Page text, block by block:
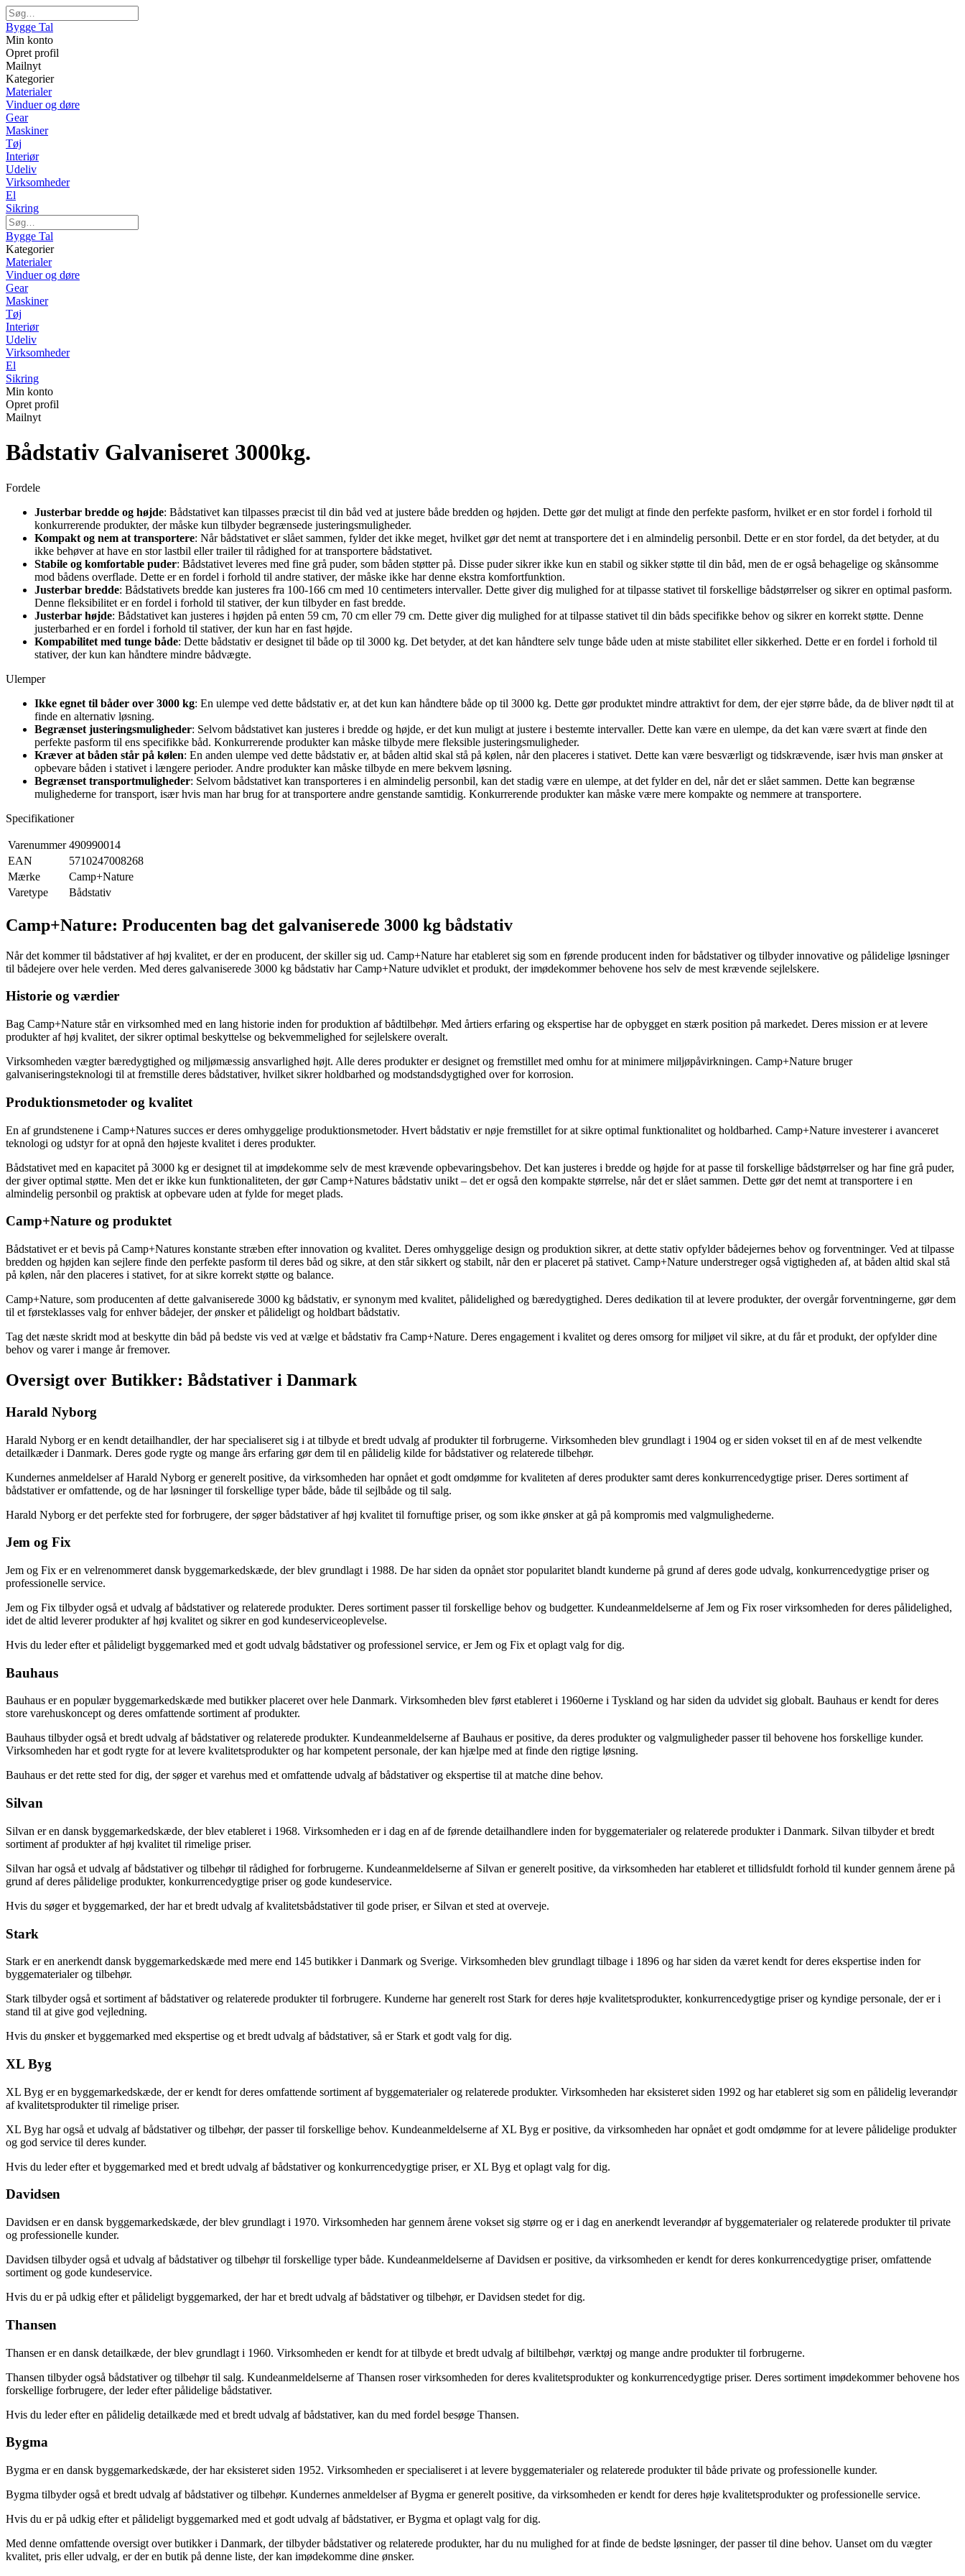
Bygge Tal
Min konto
Opret profil
Mailnyt
Kategorier
Materialer
Vinduer og døre
Gear
Maskiner
Tøj
Interiør
Udeliv
Virksomheder
El
Sikring
Bygge Tal
Kategorier
Materialer
Vinduer og døre
Gear
Maskiner
Tøj
Interiør
Udeliv
Virksomheder
El
Sikring
Min konto
Opret profil
Mailnyt
Bådstativ Galvaniseret 3000kg.
Fordele
Justerbar bredde og højde: Bådstativet kan tilpasses præcist til din båd ved at justere både bredden og højden. Dette gør det muligt at finde den perfekte pasform, hvilket er en stor fordel i forhold til
konkurrerende produkter, der måske kun tilbyder begrænsede justeringsmuligheder.
Kompakt og nem at transportere: Når bådstativet er slået sammen, fylder det ikke meget, hvilket gør det nemt at transportere det i en almindelig personbil. Dette er en stor fordel, da det betyder, at du
ikke behøver at have en stor lastbil eller trailer til rådighed for at transportere bådstativet.
Stabile og komfortable puder: Bådstativet leveres med fine grå puder, som båden støtter på. Disse puder sikrer ikke kun en stabil og sikker støtte til din båd, men de er også behagelige og skånsomme
mod bådens overflade. Dette er en fordel i forhold til andre stativer, der måske ikke har denne ekstra komfortfunktion.
Justerbar bredde: Bådstativets bredde kan justeres fra 100-166 cm med 10 centimeters intervaller. Dette giver dig mulighed for at tilpasse stativet til forskellige bådstørrelser og sikrer en optimal pasform.
Denne fleksibilitet er en fordel i forhold til stativer, der kun tilbyder en fast bredde.
Justerbar højde: Bådstativet kan justeres i højden på enten 59 cm, 70 cm eller 79 cm. Dette giver dig mulighed for at tilpasse stativet til din båds specifikke behov og sikrer en korrekt støtte. Denne
justerbarhed er en fordel i forhold til stativer, der kun har en fast højde.
Kompabilitet med tunge både: Dette bådstativ er designet til både op til 3000 kg. Det betyder, at det kan håndtere selv tunge både uden at miste stabilitet eller sikkerhed. Dette er en fordel i forhold til
stativer, der kun kan håndtere mindre bådvægte.
Ulemper
Ikke egnet til båder over 3000 kg: En ulempe ved dette bådstativ er, at det kun kan håndtere både op til 3000 kg. Dette gør produktet mindre attraktivt for dem, der ejer større både, da de bliver nødt til at
finde en alternativ løsning.
Begrænset justeringsmuligheder: Selvom bådstativet kan justeres i bredde og højde, er det kun muligt at justere i bestemte intervaller. Dette kan være en ulempe, da det kan være svært at finde den
perfekte pasform til ens specifikke båd. Konkurrerende produkter kan måske tilbyde mere fleksible justeringsmuligheder.
Kræver at båden står på kølen: En anden ulempe ved dette bådstativ er, at båden altid skal stå på kølen, når den placeres i stativet. Dette kan være besværligt og tidskrævende, især hvis man ønsker at
opbevare båden i stativet i længere perioder. Andre produkter kan måske tilbyde en mere bekvem løsning.
Begrænset transportmuligheder: Selvom bådstativet kan transporteres i en almindelig personbil, kan det stadig være en ulempe, at det fylder en del, når det er slået sammen. Dette kan begrænse
mulighederne for transport, især hvis man har brug for at transportere andre genstande samtidig. Konkurrerende produkter kan måske være mere kompakte og nemmere at transportere.
Specifikationer
Varenummer 490990014
EAN
5710247008268
Mærke
Camp+Nature
Varetype
Bådstativ
Camp+Nature: Producenten bag det galvaniserede 3000 kg bådstativ
Når det kommer til bådstativer af høj kvalitet, er der en producent, der skiller sig ud. Camp+Nature har etableret sig som en førende producent inden for bådstativer og tilbyder innovative og pålidelige løsninger
til bådejere over hele verden. Med deres galvaniserede 3000 kg bådstativ har Camp+Nature udviklet et produkt, der imødekommer behovene hos selv de mest krævende sejlelskere.
Historie og værdier
Bag Camp+Nature står en virksomhed med en lang historie inden for produktion af bådtilbehør. Med årtiers erfaring og ekspertise har de opbygget en stærk position på markedet. Deres mission er at levere
produkter af høj kvalitet, der sikrer optimal beskyttelse og bekvemmelighed for sejlelskere overalt.
Virksomheden vægter bæredygtighed og miljømæssig ansvarlighed højt. Alle deres produkter er designet og fremstillet med omhu for at minimere miljøpåvirkningen. Camp+Nature bruger
galvaniseringsteknologi til at fremstille deres bådstativer, hvilket sikrer holdbarhed og modstandsdygtighed over for korrosion.
Produktionsmetoder og kvalitet
En af grundstenene i Camp+Natures succes er deres omhyggelige produktionsmetoder. Hvert bådstativ er nøje fremstillet for at sikre optimal funktionalitet og holdbarhed. Camp+Nature investerer i avanceret
teknologi og udstyr for at opnå den højeste kvalitet i deres produkter.
Bådstativet med en kapacitet på 3000 kg er designet til at imødekomme selv de mest krævende opbevaringsbehov. Det kan justeres i bredde og højde for at passe til forskellige bådstørrelser og har fine grå puder,
der giver optimal støtte. Men det er ikke kun funktionaliteten, der gør Camp+Natures bådstativ unikt – det er også den kompakte størrelse, når det er slået sammen. Dette gør det nemt at transportere i en
almindelig personbil og praktisk at opbevare uden at fylde for meget plads.
Camp+Nature og produktet
Bådstativet er et bevis på Camp+Natures konstante stræben efter innovation og kvalitet. Deres omhyggelige design og produktion sikrer, at dette stativ opfylder bådejernes behov og forventninger. Ved at tilpasse
bredden og højden kan sejlere finde den perfekte pasform til deres båd og sikre, at den står sikkert og stabilt, når den er placeret på stativet. Camp+Nature understreger også vigtigheden af, at båden altid skal stå
på kølen, når den placeres i stativet, for at sikre korrekt støtte og balance.
Camp+Nature, som producenten af dette galvaniserede 3000 kg bådstativ, er synonym med kvalitet, pålidelighed og bæredygtighed. Deres dedikation til at levere produkter, der overgår forventningerne, gør dem
til et førsteklasses valg for enhver bådejer, der ønsker et pålideligt og holdbart bådstativ.
Tag det næste skridt mod at beskytte din båd på bedste vis ved at vælge et bådstativ fra Camp+Nature. Deres engagement i kvalitet og deres omsorg for miljøet vil sikre, at du får et produkt, der opfylder dine
behov og varer i mange år fremover.
Oversigt over Butikker: Bådstativer i Danmark
Harald Nyborg
Harald Nyborg er en kendt detailhandler, der har specialiseret sig i at tilbyde et bredt udvalg af produkter til forbrugerne. Virksomheden blev grundlagt i 1904 og er siden vokset til en af de mest velkendte
detailkæder i Danmark. Deres gode rygte og mange års erfaring gør dem til en pålidelig kilde for bådstativer og relaterede tilbehør.
Kundernes anmeldelser af Harald Nyborg er generelt positive, da virksomheden har opnået et godt omdømme for kvaliteten af deres produkter samt deres konkurrencedygtige priser. Deres sortiment af
bådstativer er omfattende, og de har løsninger til forskellige typer både, både til sejlbåde og til salg.
Harald Nyborg er det perfekte sted for forbrugere, der søger bådstativer af høj kvalitet til fornuftige priser, og som ikke ønsker at gå på kompromis med valgmulighederne.
Jem og Fix
Jem og Fix er en velrenommeret dansk byggemarkedskæde, der blev grundlagt i 1988. De har siden da opnået stor popularitet blandt kunderne på grund af deres gode udvalg, konkurrencedygtige priser og
professionelle service.
Jem og Fix tilbyder også et udvalg af bådstativer og relaterede produkter. Deres sortiment passer til forskellige behov og budgetter. Kundeanmeldelserne af Jem og Fix roser virksomheden for deres pålidelighed,
idet de altid leverer produkter af høj kvalitet og sikrer en god kundeserviceoplevelse.
Hvis du leder efter et pålideligt byggemarked med et godt udvalg bådstativer og professionel service, er Jem og Fix et oplagt valg for dig.
Bauhaus
Bauhaus er en populær byggemarkedskæde med butikker placeret over hele Danmark. Virksomheden blev først etableret i 1960erne i Tyskland og har siden da udvidet sig globalt. Bauhaus er kendt for deres
store varehuskoncept og deres omfattende sortiment af produkter.
Bauhaus tilbyder også et bredt udvalg af bådstativer og relaterede produkter. Kundeanmeldelserne af Bauhaus er positive, da deres produkter og valgmuligheder passer til behovene hos forskellige kunder.
Virksomheden har et godt rygte for at levere kvalitetsprodukter og har kompetent personale, der kan hjælpe med at finde den rigtige løsning.
Bauhaus er det rette sted for dig, der søger et varehus med et omfattende udvalg af bådstativer og ekspertise til at matche dine behov.
Silvan
Silvan er en dansk byggemarkedskæde, der blev etableret i 1968. Virksomheden er i dag en af de førende detailhandlere inden for byggematerialer og relaterede produkter i Danmark. Silvan tilbyder et bredt
sortiment af produkter af høj kvalitet til rimelige priser.
Silvan har også et udvalg af bådstativer og tilbehør til rådighed for forbrugerne. Kundeanmeldelserne af Silvan er generelt positive, da virksomheden har etableret et tillidsfuldt forhold til kunder gennem årene på
grund af deres pålidelige produkter, konkurrencedygtige priser og gode kundeservice.
Hvis du søger et byggemarked, der har et bredt udvalg af kvalitetsbådstativer til gode priser, er Silvan et sted at overveje.
Stark
Stark er en anerkendt dansk byggemarkedskæde med mere end 145 butikker i Danmark og Sverige. Virksomheden blev grundlagt tilbage i 1896 og har siden da været kendt for deres ekspertise inden for
byggematerialer og tilbehør.
Stark tilbyder også et sortiment af bådstativer og relaterede produkter til forbrugere. Kunderne har generelt rost Stark for deres høje kvalitetsprodukter, konkurrencedygtige priser og kyndige personale, der er i
stand til at give god vejledning.
Hvis du ønsker et byggemarked med ekspertise og et bredt udvalg af bådstativer, så er Stark et godt valg for dig.
XL Byg
XL Byg er en byggemarkedskæde, der er kendt for deres omfattende sortiment af byggematerialer og relaterede produkter. Virksomheden har eksisteret siden 1992 og har etableret sig som en pålidelig leverandør
af kvalitetsprodukter til rimelige priser.
XL Byg har også et udvalg af bådstativer og tilbehør, der passer til forskellige behov. Kundeanmeldelserne af XL Byg er positive, da virksomheden har opnået et godt omdømme for at levere pålidelige produkter
og god service til deres kunder.
Hvis du leder efter et byggemarked med et bredt udvalg af bådstativer og konkurrencedygtige priser, er XL Byg et oplagt valg for dig.
Davidsen
Davidsen er en dansk byggemarkedskæde, der blev grundlagt i 1970. Virksomheden har gennem årene vokset sig større og er i dag en anerkendt leverandør af byggematerialer og relaterede produkter til private
og professionelle kunder.
Davidsen tilbyder også et udvalg af bådstativer og tilbehør til forskellige typer både. Kundeanmeldelserne af Davidsen er positive, da virksomheden er kendt for deres konkurrencedygtige priser, omfattende
sortiment og gode kundeservice.
Hvis du er på udkig efter et pålideligt byggemarked, der har et bredt udvalg af bådstativer og tilbehør, er Davidsen stedet for dig.
Thansen
Thansen er en dansk detailkæde, der blev grundlagt i 1960. Virksomheden er kendt for at tilbyde et bredt udvalg af biltilbehør, værktøj og mange andre produkter til forbrugerne.
Thansen tilbyder også bådstativer og tilbehør til salg. Kundeanmeldelserne af Thansen roser virksomheden for deres kvalitetsprodukter og konkurrencedygtige priser. Deres sortiment imødekommer behovene hos
forskellige forbrugere, der leder efter pålidelige bådstativer.
Hvis du leder efter en pålidelig detailkæde med et bredt udvalg af bådstativer, kan du med fordel besøge Thansen.
Bygma
Bygma er en dansk byggemarkedskæde, der har eksisteret siden 1952. Virksomheden er specialiseret i at levere byggematerialer og relaterede produkter til både private og professionelle kunder.
Bygma tilbyder også et bredt udvalg af bådstativer og tilbehør. Kundernes anmeldelser af Bygma er generelt positive, da virksomheden er kendt for deres høje kvalitetsprodukter og professionelle service.
Hvis du er på udkig efter et pålideligt byggemarked med et godt udvalg af bådstativer, er Bygma et oplagt valg for dig.
Med denne omfattende oversigt over butikker i Danmark, der tilbyder bådstativer og relaterede produkter, har du nu mulighed for at finde de bedste løsninger, der passer til dine behov. Uanset om du vægter
kvalitet, pris eller udvalg, er der en butik på denne liste, der kan imødekomme dine ønsker.